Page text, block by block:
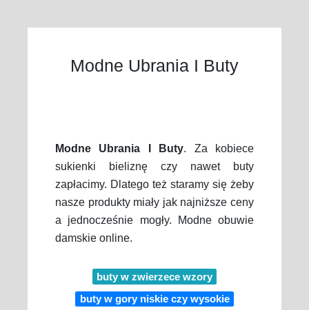
Modne Ubrania I Buty
Modne Ubrania I Buty. Za kobiece
sukienki bieliznę czy nawet buty
zapłacimy. Dlatego też staramy się żeby
nasze produkty miały jak najniższe ceny
a jednocześnie mogły. Modne obuwie
damskie online.
buty w zwierzece wzory
buty w gory niskie czy wysokie